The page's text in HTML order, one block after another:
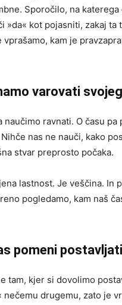
Sporočilo, na
»da« kot pojasniti, zakaj
kam je
varovati
naučimo ravnati. O času
nas ne nauči, kako
stvar preprosto počaka.
lastnost. Je veščina.
pogledamo, kam naš
pomeni
tam, kjer si dovolimo
nečemu drugemu, zato je